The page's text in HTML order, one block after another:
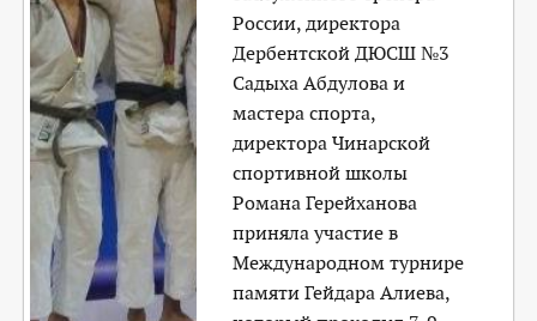
России, директора
Дербентской ДЮСШ №3
Садыха Абдулова и
мастера спорта,
директора Чинарской
спортивной школы
Романа Герейханова
приняла участие в
Международном турнире
памяти Гейдара Алиева,